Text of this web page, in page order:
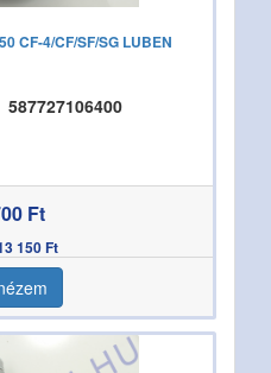
CF-4/CF/SF/SG LUBEN
587727106400
Ft
150 Ft